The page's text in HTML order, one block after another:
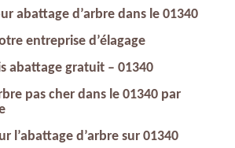
abattage d’arbre dans le 01340
entreprise d’élagage
abattage gratuit – 01340
pas cher dans le 01340 par
l’abattage d’arbre sur 01340